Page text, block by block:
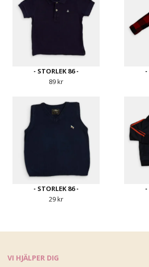
- STORLEK 86 -
89 kr
-
- STORLEK 86 -
29 kr
-
VI HJÄLPER DIG